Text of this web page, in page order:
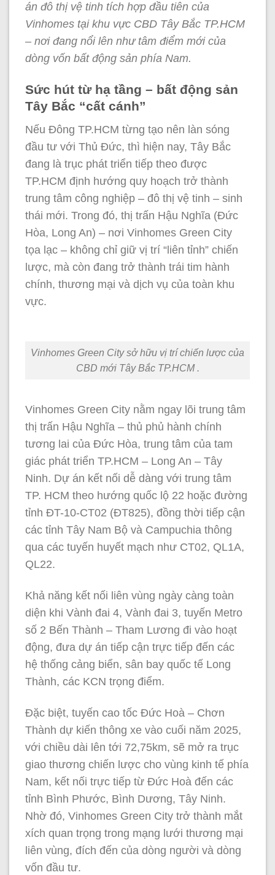
án đô thị vệ tinh tích hợp đầu tiên của
Vinhomes tại khu vực CBD Tây Bắc TP.HCM
– nơi đang nổi lên như tâm điểm mới của
dòng vốn bất động sản phía Nam.
Sức hút từ hạ tầng – bất động sản
Tây Bắc “cất cánh”
Nếu Đông TP.HCM từng tạo nên làn sóng
đầu tư với Thủ Đức, thì hiện nay, Tây Bắc
đang là trục phát triển tiếp theo được
TP.HCM định hướng quy hoạch trở thành
trung tâm công nghiệp – đô thị vệ tinh – sinh
thái mới. Trong đó, thị trấn Hậu Nghĩa (Đức
Hòa, Long An) – nơi Vinhomes Green City
tọa lạc – không chỉ giữ vị trí “liên tỉnh” chiến
lược, mà còn đang trở thành trái tim hành
chính, thương mại và dịch vụ của toàn khu
vực.
Vinhomes Green City sở hữu vị trí chiến lược của
CBD mới Tây Bắc TP.HCM .
Vinhomes Green City nằm ngay lõi trung tâm
thị trấn Hậu Nghĩa – thủ phủ hành chính
tương lai của Đức Hòa, trung tâm của tam
giác phát triển TP.HCM – Long An – Tây
Ninh. Dự án kết nối dễ dàng với trung tâm
TP. HCM theo hướng quốc lộ 22 hoặc đường
tỉnh ĐT-10-CT02 (ĐT825), đồng thời tiếp cận
các tỉnh Tây Nam Bộ và Campuchia thông
qua các tuyến huyết mạch như CT02, QL1A,
QL22.
Khả năng kết nối liên vùng ngày càng toàn
diện khi Vành đai 4, Vành đai 3, tuyến Metro
số 2 Bến Thành – Tham Lương đi vào hoạt
động, đưa dự án tiếp cận trực tiếp đến các
hệ thống cảng biển, sân bay quốc tế Long
Thành, các KCN trọng điểm.
Đặc biệt, tuyến cao tốc Đức Hoà – Chơn
Thành dự kiến thông xe vào cuối năm 2025,
với chiều dài lên tới 72,75km, sẽ mở ra trục
giao thương chiến lược cho vùng kinh tế phía
Nam, kết nối trực tiếp từ Đức Hoà đến các
tỉnh Bình Phước, Bình Dương, Tây Ninh.
Nhờ đó, Vinhomes Green City trở thành mắt
xích quan trọng trong mạng lưới thương mại
liên vùng, đích đến của dòng người và dòng
vốn đầu tư.